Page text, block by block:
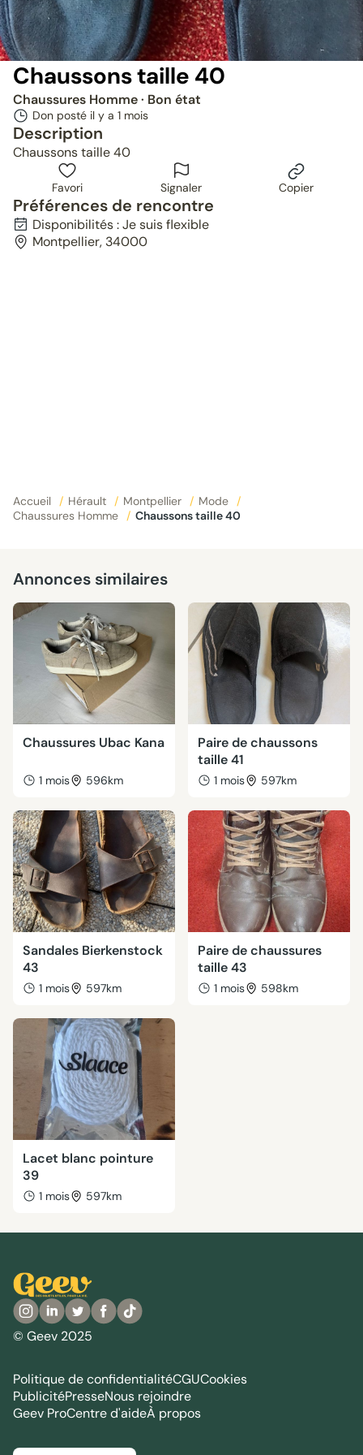
Chaussons taille 40
Chaussures Homme· Bon état
Don posté il y a 1 mois
Description
Chaussons taille 40
Favori Signaler Copier
Préférences de rencontre
Disponibilités : Je suis flexible
Montpellier, 34000
Accueil / Hérault / Montpellier / Mode
/
Chaussures Homme
/ Chaussons taille 40
Annonces similaires
Chaussures Ubac Kana
1 mois 596km
Paire de chaussons
taille 41
1 mois 597km
Sandales Bierkenstock
43
1 mois 597km
Paire de chaussures
taille 43
1 mois 598km
Lacet blanc pointure
39
1 mois 597km
© Geev 2025
Politique de confidentialitéCGUCookies
PublicitéPresseNous rejoindre
Geev ProCentre d'aideÀ propos